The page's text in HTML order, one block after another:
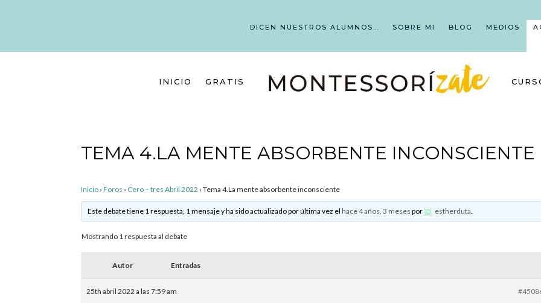
DICEN NUESTROS ALUMNOS… SOBRE MI BLOG MEDIOS
INICIO GRATIS
TEMA 4.LA MENTE ABSORBENTE INCONSCIENTE
Inicio › Foros › Cero – tres Abril 2022 › Tema 4.La mente absorbente inconsciente
Este debate tiene 1 respuesta, 1 mensaje y ha sido actualizado por última vez el hace 4 años, 3 meses por estherduta
Mostrando 1 respuesta al debate
Autor Entradas
25th abril 2022 a las 7:59 am